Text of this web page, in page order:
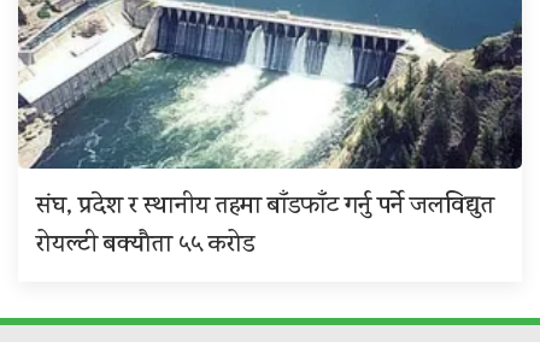
संघ, प्रदेश र स्थानीय तहमा बाँडफाँट गर्नु पर्ने जलविद्युत
रोयल्टी बक्यौता ५५ करोड